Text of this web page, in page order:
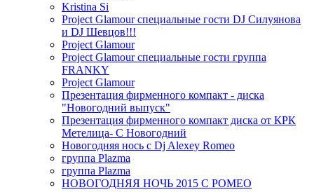
Kristina Si
Project Glamour специальные гости DJ Силуянова
и DJ Шевцов!!!
Project Glamour
Project Glamour специальные гости группа
FRANKY
Project Glamour
Презентация фирменного компакт - диска
"Новогодний выпуск"
Презентация фирменного компакт диска от КРК
Метелица- С Новогодний
Новогодняя нось с Dj Alexey Romeo
группа Plazma
группа Plazma
НОВОГОДНЯЯ НОЧЬ 2015 C РОМЕО